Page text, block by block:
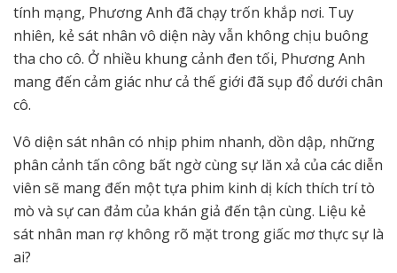
tính mạng, Phương Anh đã chạy trốn khắp nơi. Tuy
nhiên, kẻ sát nhân vô diện này vẫn không chịu buông
tha cho cô. Ở nhiều khung cảnh đen tối, Phương Anh
mang đến cảm giác như cả thế giới đã sụp đổ dưới chân
cô.
Vô diện sát nhân có nhịp phim nhanh, dồn dập, những
phân cảnh tấn công bất ngờ cùng sự lăn xả của các diễn
viên sẽ mang đến một tựa phim kinh dị kích thích trí tò
mò và sự can đảm của khán giả đến tận cùng. Liệu kẻ
sát nhân man rợ không rõ mặt trong giấc mơ thực sự là
ai?